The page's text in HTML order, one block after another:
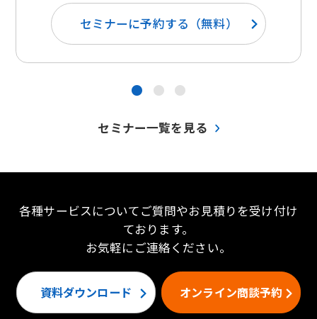
セミナーに予約する（無料）
● ● ●
セミナー一覧を見る
各種サービスについてご質問やお見積りを受け付け
ております。
お気軽にご連絡ください。
資料ダウンロード オンライン商談予約